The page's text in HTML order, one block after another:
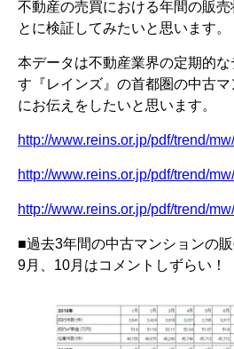
不動産の売買における年間の販
とに検証してみたいと思います。
本データは不動産業界の定期的な
す『レインズ』の首都圏の中古
にお伝えをしたいと思います。
http://www.reins.or.jp/pdf/trend/
http://www.reins.or.jp/pdf/trend/
http://www.reins.or.jp/pdf/trend/
■過去3年間の中古マンションの
9月、10月はコメントしずらい！